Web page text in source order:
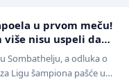
u prvom meču!
više nisu uspeli da
Sombathelju, a odluka o
Ligu šampiona pašće u